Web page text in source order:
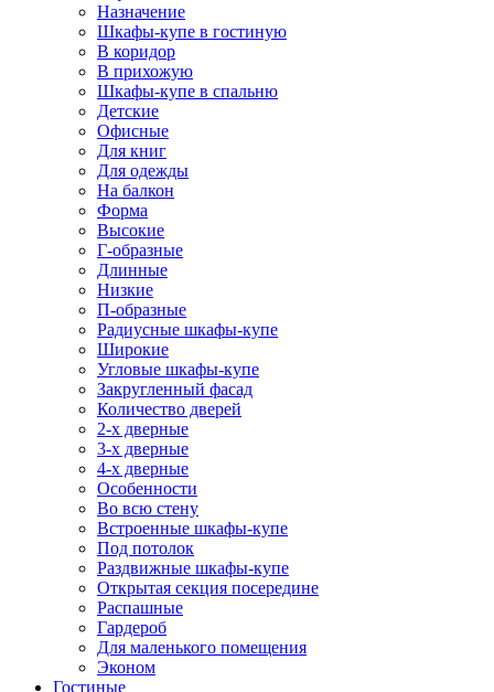
Назначение
Шкафы-купе в гостиную
В коридор
В прихожую
Шкафы-купе в спальню
Детские
Офисные
Для книг
Для одежды
На балкон
Форма
Высокие
Г-образные
Длинные
Низкие
П-образные
Радиусные шкафы-купе
Широкие
Угловые шкафы-купе
Закругленный фасад
Количество дверей
2-х дверные
3-х дверные
4-х дверные
Особенности
Во всю стену
Встроенные шкафы-купе
Под потолок
Раздвижные шкафы-купе
Открытая секция посередине
Распашные
Гардероб
Для маленького помещения
Эконом
Гостиные